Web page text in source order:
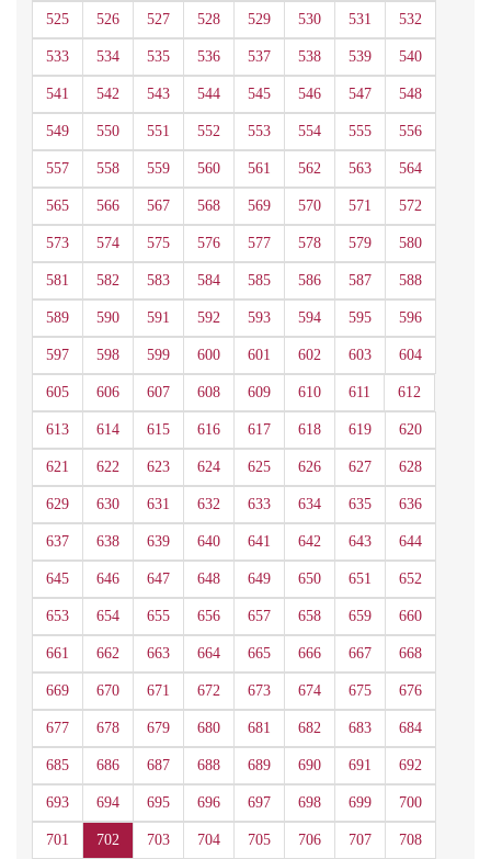
525 526 527 528 529 530 531 532
533 534 535 536 537 538 539 540
541 542 543 544 545 546 547 548
549 550 551 552 553 554 555 556
557 558 559 560 561 562 563 564
565 566 567 568 569 570 571 572
573 574 575 576 577 578 579 580
581 582 583 584 585 586 587 588
589 590 591 592 593 594 595 596
597 598 599 600 601 602 603 604
605 606 607 608 609 610 611 612
613 614 615 616 617 618 619 620
621 622 623 624 625 626 627 628
629 630 631 632 633 634 635 636
637 638 639 640 641 642 643 644
645 646 647 648 649 650 651 652
653 654 655 656 657 658 659 660
661 662 663 664 665 666 667 668
669 670 671 672 673 674 675 676
677 678 679 680 681 682 683 684
685 686 687 688 689 690 691 692
693 694 695 696 697 698 699 700
701 702 703 704 705 706 707 708